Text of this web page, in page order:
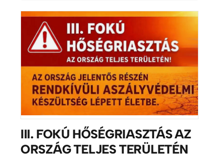
III. FOKÚ HŐSÉGRIASZTÁS AZ
ORSZÁG TELJES TERÜLETÉN